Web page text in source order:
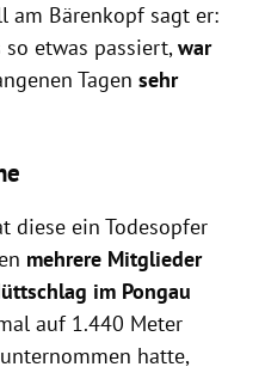
am Bärenkopf sagt er:
so etwas passiert,war
Tagen sehr
diese ein Todesopfer
mehrere Mitglieder
im Pongau
auf 1.440 Meter
unternommen hatte,